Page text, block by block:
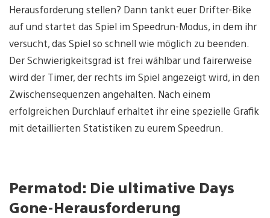
Herausforderung stellen? Dann tankt euer Drifter-Bike
auf und startet das Spiel im Speedrun-Modus, in dem ihr
versucht, das Spiel so schnell wie möglich zu beenden.
Der Schwierigkeitsgrad ist frei wählbar und fairerweise
wird der Timer, der rechts im Spiel angezeigt wird, in den
Zwischensequenzen angehalten. Nach einem
erfolgreichen Durchlauf erhaltet ihr eine spezielle Grafik
mit detaillierten Statistiken zu eurem Speedrun.
Permatod: Die ultimative Days
Gone-Herausforderung